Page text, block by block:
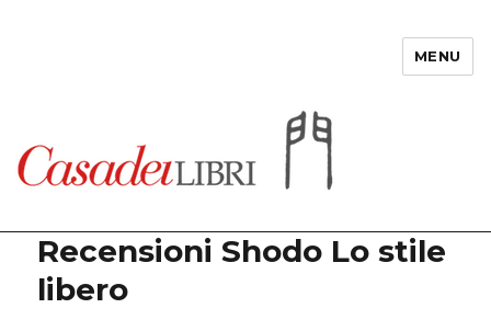
MENU
Recensioni Shodo Lo stile
libero